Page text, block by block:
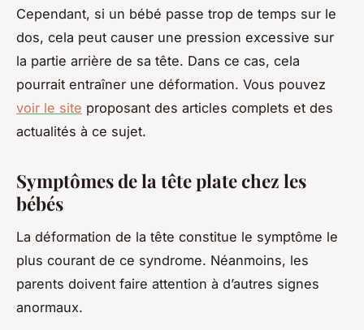
Cependant, si un bébé passe trop de temps sur le
dos, cela peut causer une pression excessive sur
la partie arrière de sa tête. Dans ce cas, cela
pourrait entraîner une déformation. Vous pouvez
voir le site proposant des articles complets et des
actualités à ce sujet.
Symptômes de la tête plate chez les
bébés
La déformation de la tête constitue le symptôme le
plus courant de ce syndrome. Néanmoins, les
parents doivent faire attention à d’autres signes
anormaux.